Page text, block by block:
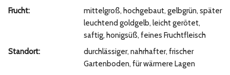
Frucht:
mittelgroß, hochgebaut, gelbgrün, später
leuchtend goldgelb, leicht gerötet,
saftig, honigsüß, feines Fruchtfleisch
Standort:
durchlässiger, nahrhafter, frischer
Gartenboden, für wärmere Lagen